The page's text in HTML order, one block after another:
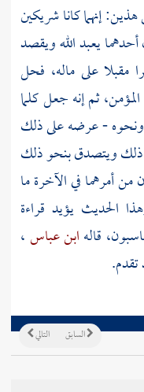
إنهما كانا شريكين
أحدهما يعبد الله ويقصد
مقبلا على ماله، فحل
ثم إنه جعل كلما
ونحوه - عرضه على ذلك
ذلك ويتصدق بنحو ذلك
من أمرهما في الآخرة ما
الحديث يؤيد قراءة
قالهابن عباس،
تقدم.
التالي السابق